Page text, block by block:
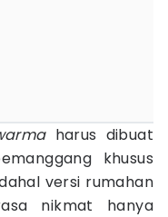
harus dibuat
khusus
versi rumahan
nikmat hanya